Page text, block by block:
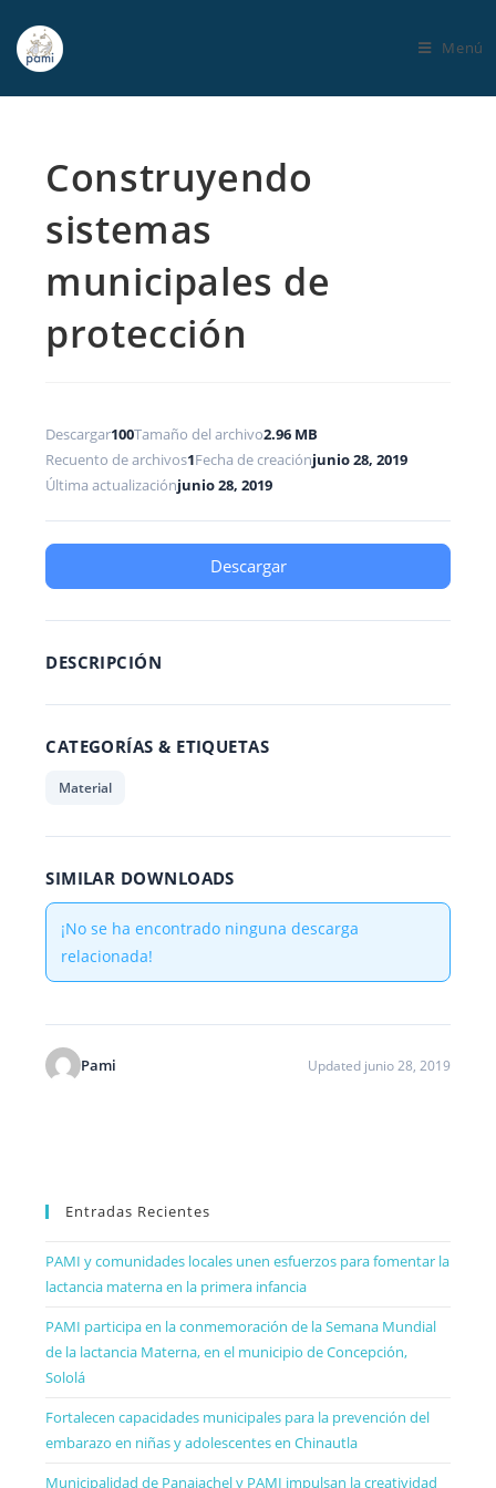
Menú
Construyendo
sistemas
municipales de
protección
Descargar100Tamaño del archivo2.96 MB
Recuento de archivos1Fecha de creaciónjunio 28, 2019
Última actualizaciónjunio 28, 2019
Descargar
DESCRIPCIÓN
CATEGORÍAS & ETIQUETAS
Material
SIMILAR DOWNLOADS
¡No se ha encontrado ninguna descarga
relacionada!
Pami Updated junio 28, 2019
Entradas Recientes
PAMI y comunidades locales unen esfuerzos para fomentar la
lactancia materna en la primera infancia
PAMI participa en la conmemoración de la Semana Mundial
de la lactancia Materna, en el municipio de Concepción,
Sololá
Fortalecen capacidades municipales para la prevención del
embarazo en niñas y adolescentes en Chinautla
Municipalidad de Panajachel y PAMI impulsan la creatividad